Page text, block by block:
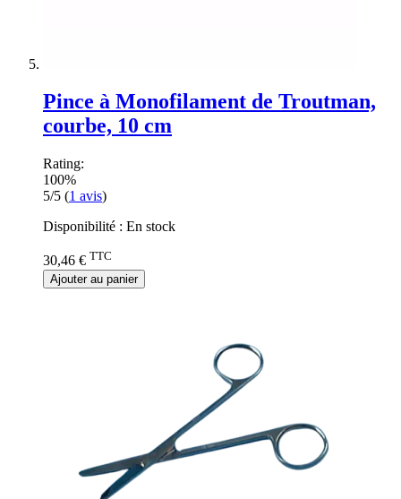
Pince à Monofilament de Troutman,
courbe, 10 cm
Rating:
100%
5/5 (1 avis)
Disponibilité : En stock
30,46 € TTC
Ajouter au panier